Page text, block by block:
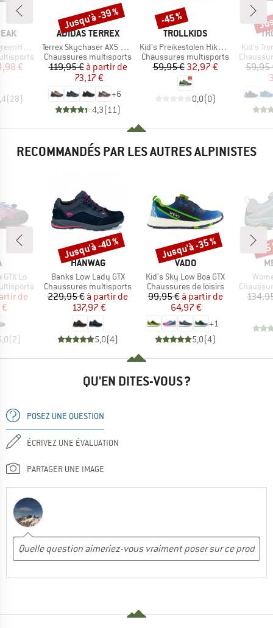
WP Low
réduit
€
(28)
MARQUE
ADIDAS TERREX
Article
Terrex Skychaser AX5 GORE-TEX
Product group
Chaussures multisports
Prix
119,95 € Prix réduit
à partir de
73,17 €
+6
4,3(11 )
Remise
Jusqu'à -39 %
MARQUE
TROLLKIDS
Article
Kid's Preikestolen Hiker Exclusive
Product group
Chaussures multisports
Prix
59,95 €Prix réduit
32,97 €
0,0(0)
Remise
-45 %
Article
Kid's
Product
59,95
RECOMMANDÉS PAR LES AUTRES ALPINISTES
Lo
réduit
de
(2)
MARQUE
HANWAG
Article
Banks Low Lady GTX
Product group
Chaussures multisports
Prix
229,95 € Prix réduit
à partir de
137,97 €
5,0(4)
Remise
Jusqu'à -40 %
MARQUE
VADO
Article
Kid's Sky Low Boa GTX
Product group
Chaussures de loisirs
Prix
99,95 € Prix réduit
à partir de
64,97 €
+1
5,0(4)
Remise
Jusqu'à -35 %
Product
-
QU'EN DITES-VOUS ?
POSEZ UNE QUESTION
ÉCRIVEZ UNE ÉVALUATION
PARTAGER UNE IMAGE